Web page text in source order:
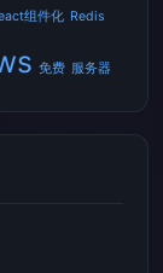
组件化 Redis
免费 服务器